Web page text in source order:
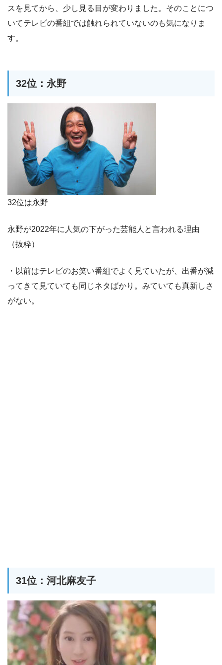
スを見てから、少し見る目が変わりました。そのことにつ
いてテレビの番組では触れられていないのも気になりま
す。
32位：永野
32位は永野
永野が2022年に人気の下がった芸能人と言われる理由
（抜粋）
・以前はテレビのお笑い番組でよく見ていたが、出番が減
ってきて見ていても同じネタばかり。みていても真新しさ
がない。
31位：河北麻友子